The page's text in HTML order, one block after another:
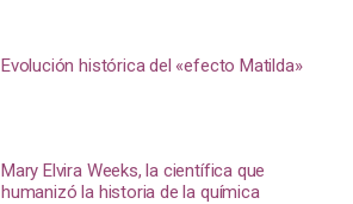
Evolución histórica del «efecto Matilda»
Mary Elvira Weeks, la científica que
humanizó la historia de la química